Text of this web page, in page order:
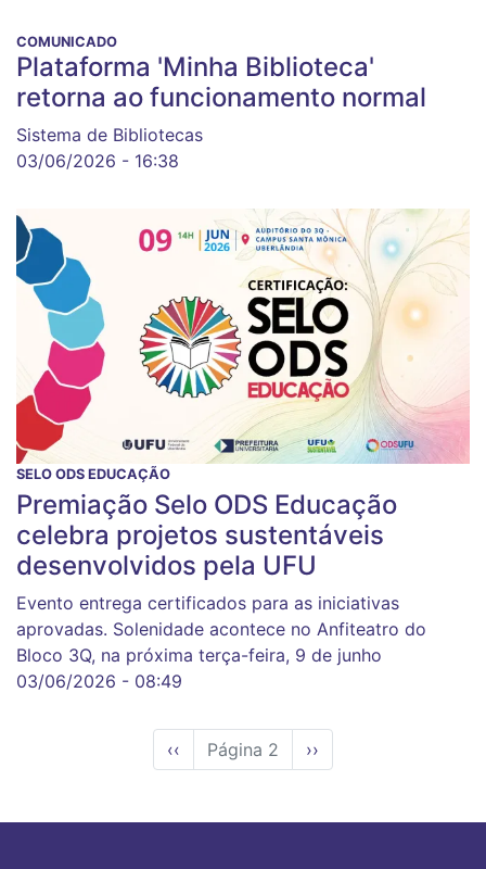
COMUNICADO
Plataforma 'Minha Biblioteca'
retorna ao funcionamento normal
Sistema de Bibliotecas
03/06/2026 - 16:38
SELO ODS EDUCAÇÃO
Premiação Selo ODS Educação
celebra projetos sustentáveis
desenvolvidos pela UFU
Evento entrega certificados para as iniciativas
aprovadas. Solenidade acontece no Anfiteatro do
Bloco 3Q, na próxima terça-feira, 9 de junho
03/06/2026 - 08:49
Página
anterior
‹‹ Página 2
Próxima
página
››